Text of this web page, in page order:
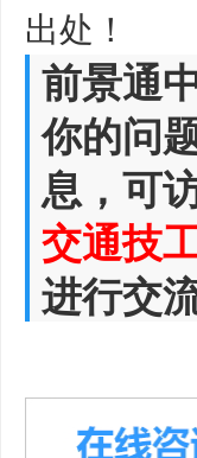
出处！
前景通
你的问
息，可
交通技
进行交